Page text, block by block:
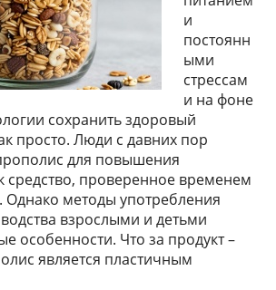
и
постоянн
ыми
стрессам
и на фоне
сохранить здоровый
просто. Люди с давних пор
для повышения
средство, проверенное временем
методы употребления
взрослыми и детьми
особенности. Что за продукт –
является пластичным